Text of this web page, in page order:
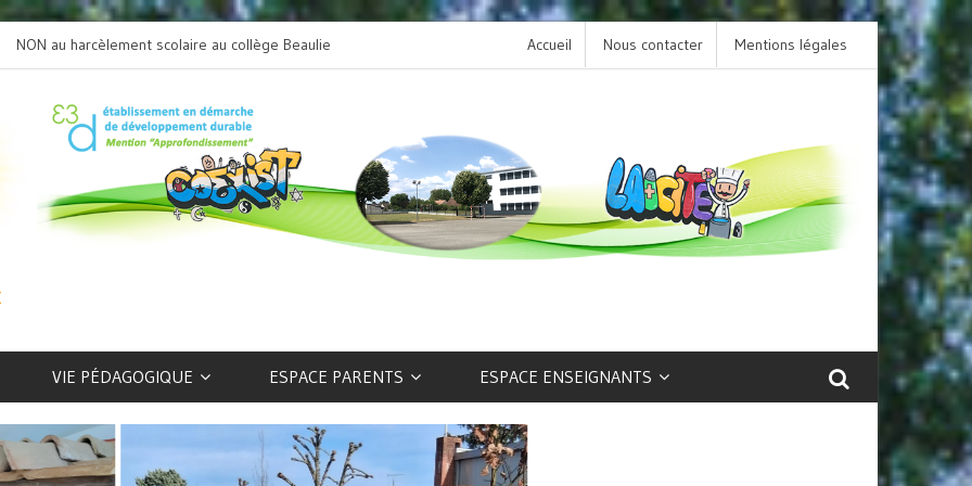
NON au harcèlement scolaire au collège Beaulieu
L’option LCA Latin au collège : une porte
sur la culture et le patrimoine antique !
Accueil Nous contacter Mentions légales
VIE PÉDAGOGIQUE ESPACE PARENTS ESPACE ENSEIGNANTS